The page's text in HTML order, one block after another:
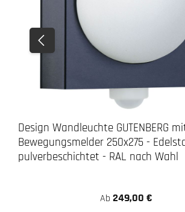
Design Wandleuchte GUTENBERG
Bewegungsmelder 250x275 -
pulverbeschichtet - RAL nach Wahl
Ab 249,00 €